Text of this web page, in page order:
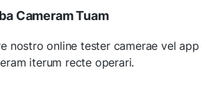
Cameram Tuam
nostro online tester camerae vel
iterum recte operari.